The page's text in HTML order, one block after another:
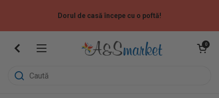
Dorul de casă începe cu o poftă!
Deschide meniu
Deschide
0